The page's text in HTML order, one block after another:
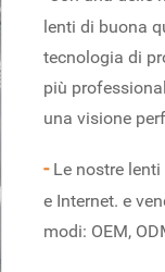
lenti di buona
tecnologia di
più
una visione
- Le nostre
e Internet. e
modi: OEM,